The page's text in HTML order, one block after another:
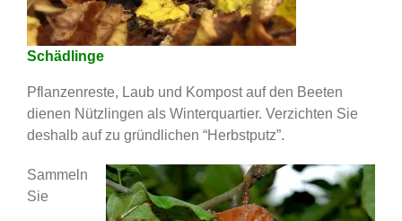
Schädlinge
Pflanzenreste, Laub und Kompost auf den Beeten
dienen Nützlingen als Winterquartier. Verzichten Sie
deshalb auf zu gründlichen “Herbstputz”.
Sammeln
Sie